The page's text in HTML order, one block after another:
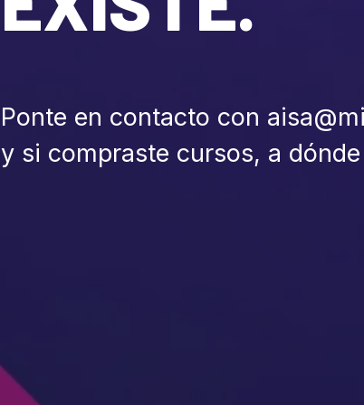
Ponte en contacto con
y si compraste cursos, a